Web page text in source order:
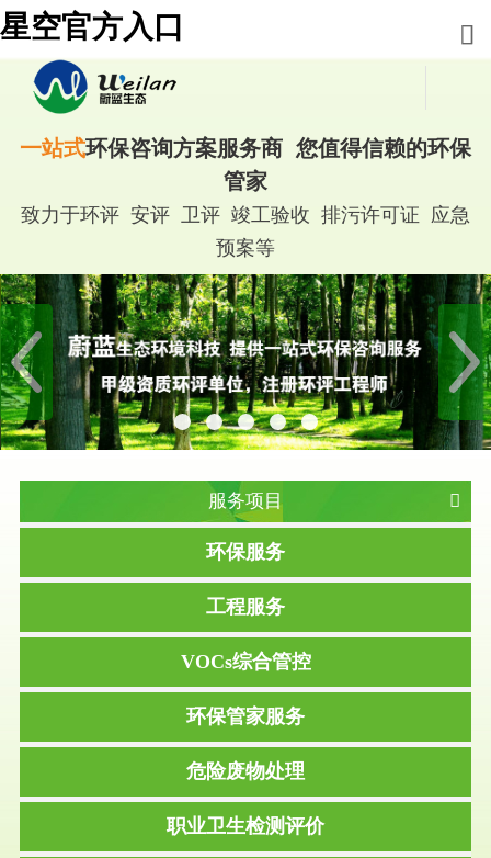
星空官方入口
一站式环保咨询方案服务商 您值得信赖的环保
管家
致力于环评 安评 卫评 竣工验收 排污许可证 应急
预案等
服务项目
环保服务
工程服务
VOCs综合管控
环保管家服务
危险废物处理
职业卫生检测评价